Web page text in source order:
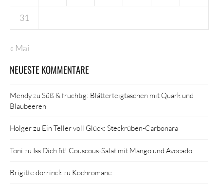
31
« Mai
NEUESTE KOMMENTARE
Mendyzu Süß & fruchtig: Blätterteigtaschen mit Quark und
Blaubeeren
Holgerzu Ein Teller voll Glück: Steckrüben-Carbonara
Toni zu Iss Dich fit! Couscous-Salat mit Mango und Avocado
Brigitte dorrinckzu Kochromane